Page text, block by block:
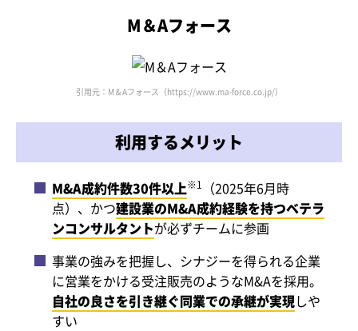
M＆Aフォース
引用元：M＆Aフォース（https://www.ma-force.co.jp/）
利用するメリット
M&A成約件数30件以上※1
（2025年6月時
点）、かつ建設業のM&A成約経験を持つベテラ
ンコンサルタントが必ずチームに参画
事業の強みを把握し、シナジーを得られる企業
に営業をかける受注販売のようなM&Aを採用。
自社の良さを引き継ぐ同業での承継が実現しや
すい